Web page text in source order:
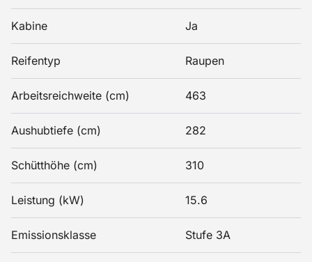
Kabine Ja
Reifentyp Raupen
Arbeitsreichweite (cm) 463
Aushubtiefe (cm) 282
Schütthöhe (cm) 310
Leistung (kW) 15.6
Emissionsklasse Stufe 3A